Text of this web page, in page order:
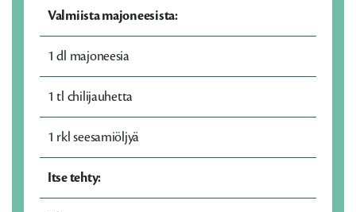
Valmiista majoneesista:
1 dl majoneesia
1 tl chilijauhetta
1 rkl seesamiöljyä
Itse tehty: